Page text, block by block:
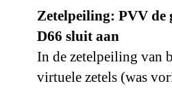
Zetelpeiling: PVV de
D66 sluit aan
In de zetelpeiling van
virtuele zetels (was